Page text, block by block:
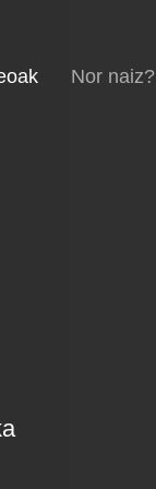
(current)
Nor naiz?